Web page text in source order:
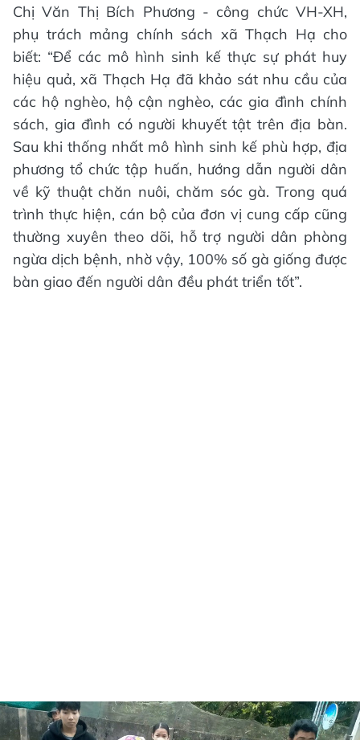
Chị Văn Thị Bích Phương - công chức VH-XH,
phụ trách mảng chính sách xã Thạch Hạ cho
biết: “Để các mô hình sinh kế thực sự phát huy
hiệu quả, xã Thạch Hạ đã khảo sát nhu cầu của
các hộ nghèo, hộ cận nghèo, các gia đình chính
sách, gia đình có người khuyết tật trên địa bàn.
Sau khi thống nhất mô hình sinh kế phù hợp, địa
phương tổ chức tập huấn, hướng dẫn người dân
về kỹ thuật chăn nuôi, chăm sóc gà. Trong quá
trình thực hiện, cán bộ của đơn vị cung cấp cũng
thường xuyên theo dõi, hỗ trợ người dân phòng
ngừa dịch bệnh, nhờ vậy, 100% số gà giống được
bàn giao đến người dân đều phát triển tốt”.